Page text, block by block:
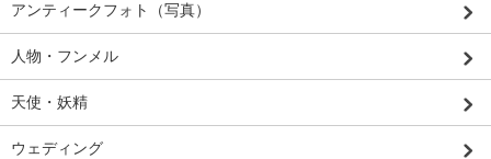
アンティークフォト（写真）
人物・フンメル
天使・妖精
ウェディング